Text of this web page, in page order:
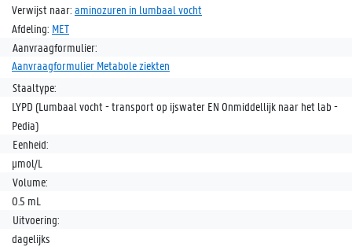
Verwijst naar: aminozuren in lumbaal vocht
Afdeling: MET
Aanvraagformulier:
Aanvraagformulier Metabole ziekten
Staaltype:
LYPD (Lumbaal vocht - transport op ijswater EN Onmiddellijk naar het lab -
Pedia)
Eenheid:
µmol/L
Volume:
0.5 mL
Uitvoering:
dagelijks